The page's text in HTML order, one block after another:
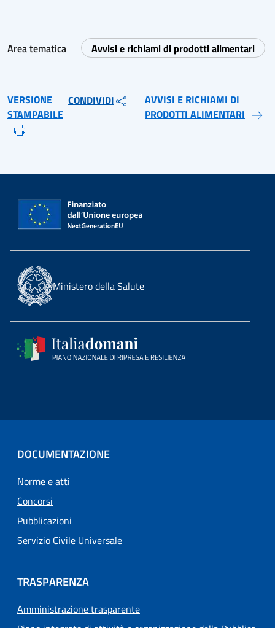
Area tematica Avvisi e richiami di prodotti alimentari
VERSIONE
STAMPABILE
CONDIVIDI
AVVISI E RICHIAMI DI
PRODOTTI ALIMENTARI
Ministero della Salute
DOCUMENTAZIONE
Norme e atti
Concorsi
Pubblicazioni
Servizio Civile Universale
TRASPARENZA
Amministrazione trasparente